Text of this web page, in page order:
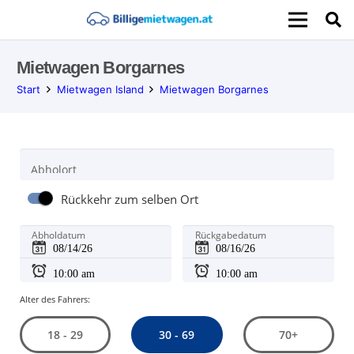
Mietwagen Borgarnes
Start Mietwagen Island Mietwagen Borgarnes
Abholort
Rückkehr zum selben Ort
Abholdatum Rückgabedatum
Alter des Fahrers:
18 - 29 30 - 69 70+